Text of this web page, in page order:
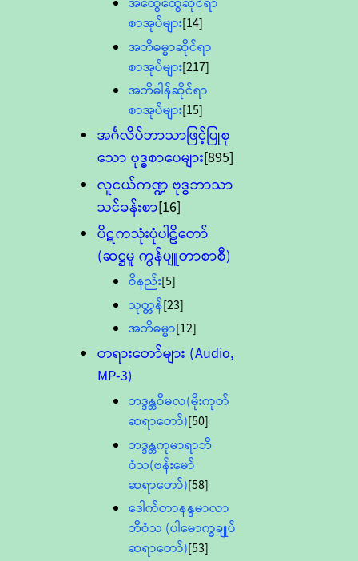
စာအုပ်များ[14]
အဘိဓမ္မာဆိုင်ရာ
စာအုပ်များ[217]
အဘိဓါန်ဆိုင်ရာ
စာအုပ်များ[15]
အင်္ဂလိပ်ဘာသာဖြင့်ပြုစု
သော ဗုဒ္ဓစာပေများ[895]
လူငယ်ကဏ္ဍ ဗုဒ္ဓဘာသာ
သင်ခန်းစာ[16]
ပိဋကသုံးပုံပါဠိတော်
(ဆဋ္ဌမူ ကွန်ပျူတာစာစီ)
ဝိနည်း[5]
သုတ္တန်[23]
အဘိဓမ္မာ[12]
တရားတော်များ (Audio,
MP-3)
ဘဒ္ဒန္တဝိမလ(မိုးကုတ်
ဆရာတော်)[50]
ဘဒ္ဒန္တကုမာရာဘိ
ဝံသ(ဗန်းမော်
ဆရာတော်)[58]
ဒေါက်တာနန္ဒမာလာ
ဘိဝံသ (ပါမောက္ခချုပ်
ဆရာတော်)[53]